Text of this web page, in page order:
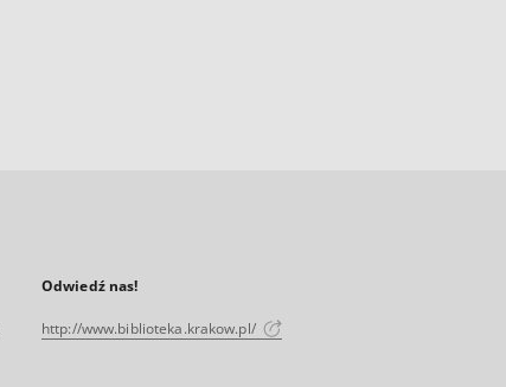
Odwiedź nas!
http://www.biblioteka.krakow.pl/